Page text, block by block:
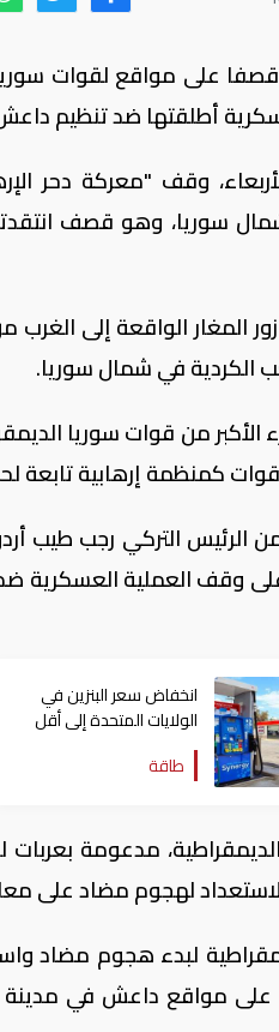
قصفا على مواقع لقوات
أطلقتها ضد تنظيم
وقف "معركة دحر
سوريا، وهو قصف
الواقعة إلى
الكردية في شمال سوريا.
من قوات سوريا
كمنظمة إرهابية تابعة
الرئيس التركي رجب طيب
على وقف العملية
انخفاض سعر البنزين في
الولايات المتحدة إلى أقل
من أربعة دولارات
طاقة
مدعومة بعربات
لهجوم مضاد على
لبدء هجوم مضاد
على مواقع داعش في